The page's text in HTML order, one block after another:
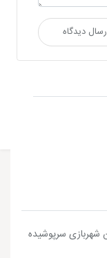
دیدگاه
شهربازی سرپوشیده